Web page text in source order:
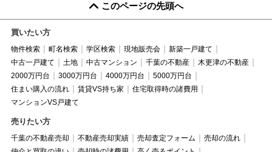
このページの先頭へ
買いたい方
物件検索 町名検索 学区検索 現地販売会
新築一戸建て
中古一戸建て
土地 中古マンション 千葉の不動産
木更津の不動産
2000万円台
3000万円台 4000万円台
5000万円台
住まい購入の流れ
賃貸VS持ち家
住宅取得時の諸費用
マンションVS戸建て
売りたい方
千葉の不動産売却 不動産売却実績 売却査定フォーム
売却の流れ